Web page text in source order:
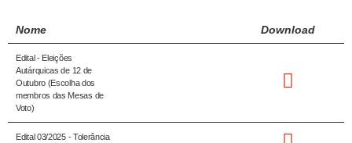
Nome Download
Edital - Eleições
Autárquicas de 12 de
Outubro (Escolha dos
membros das Mesas de
Voto)
Edital 03/2025 - Tolerância